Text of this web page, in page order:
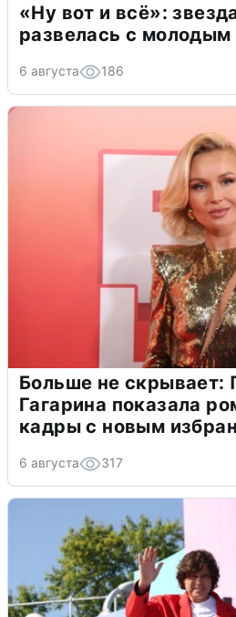
«Ну вот и всё»:
развелась с
6 августа 186
Больше не скрывает:
Гагарина показала
кадры с новым
6 августа 317